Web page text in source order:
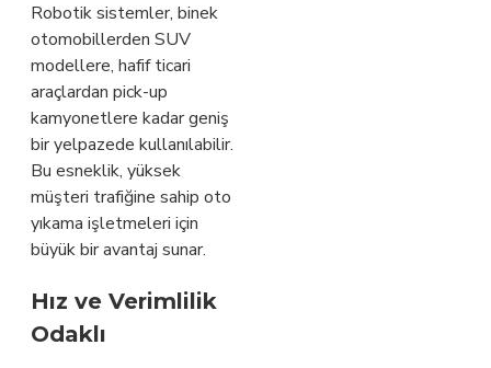
Robotik sistemler, binek
otomobillerden SUV
modellere, hafif ticari
araçlardan pick-up
kamyonetlere kadar geniş
bir yelpazede kullanılabilir.
Bu esneklik, yüksek
müşteri trafiğine sahip oto
yıkama işletmeleri için
büyük bir avantaj sunar.
Hız ve Verimlilik
Odaklı